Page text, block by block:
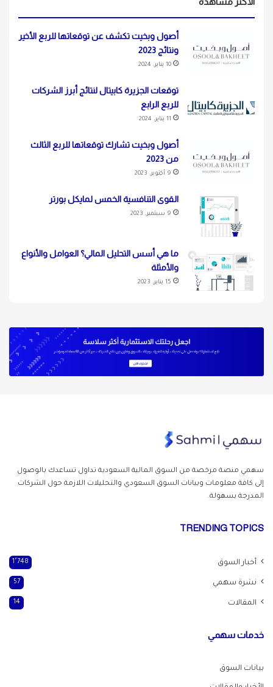
أصول وبخيت تكشف عن توقعاتها للربع الأخير
ونتائج 2023
10 يناير، 2024
توقعات الجزيرة كابيتال لنتائج أبرز الشركات
للربع الرابع
11 يناير، 2024
أصول وبخيت تشارك توقعاتها للربع الثالث
من 2023
9 أكتوبر، 2023
القوى التنافسية الخمس لمايكل بورتر
9 سبتمبر، 2023
ما هي أسس التحليل المالي؟ العوامل والأنواع
والأمثلة
15 يناير، 2023
سهمي منصة مرخصة من السوق المالية السعودية تداول تساعدك بالوصول
إلى كافة معلومات وبيانات السوق السعودي والتحليلات اللازمة حول الشركات
المدرجة بسهولة.
TRENDING TOPICS
أخبار السوق 1٬748
نشرة سهمي 57
المقالات 14
خدمات سهمي
بيانات السوق